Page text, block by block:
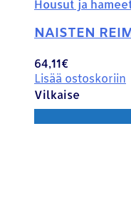
Housut ja
NAISTEN
64,11€
Lisää ostoskoriin
Vilkaise